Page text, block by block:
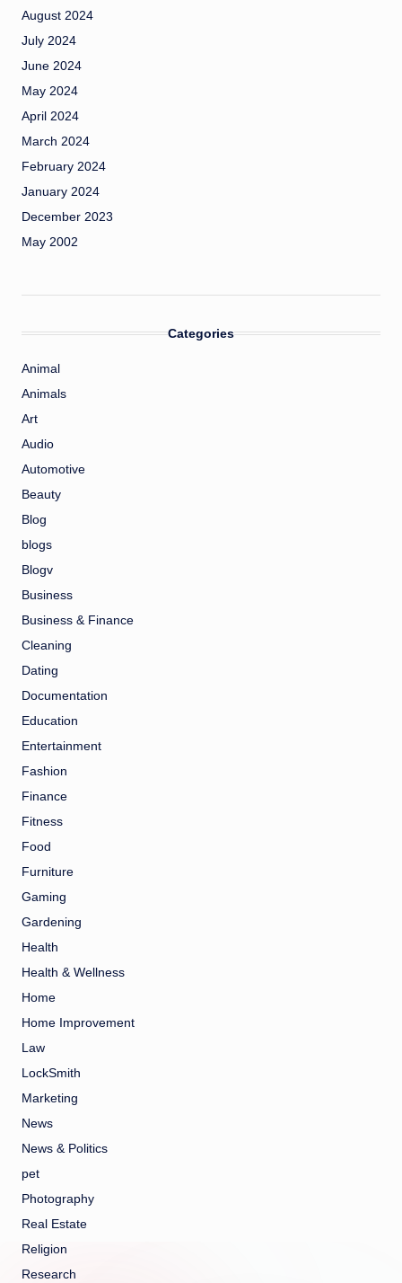
August 2024
July 2024
June 2024
May 2024
April 2024
March 2024
February 2024
January 2024
December 2023
May 2002
Categories
Animal
Animals
Art
Audio
Automotive
Beauty
Blog
blogs
Blogv
Business
Business & Finance
Cleaning
Dating
Documentation
Education
Entertainment
Fashion
Finance
Fitness
Food
Furniture
Gaming
Gardening
Health
Health & Wellness
Home
Home Improvement
Law
LockSmith
Marketing
News
News & Politics
pet
Photography
Real Estate
Religion
Research